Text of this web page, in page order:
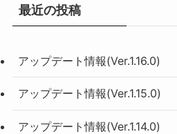
最近の投稿
アップデート情報(Ver.1.16.0)
アップデート情報(Ver.1.15.0)
アップデート情報(Ver.1.14.0)